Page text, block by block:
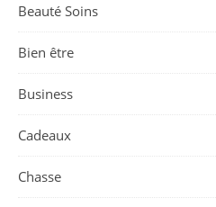
Beauté Soins
Bien être
Business
Cadeaux
Chasse